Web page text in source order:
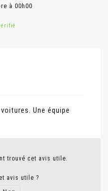
à 00h00
Une équipe
trouvé cet avis utile.
avis utile ?